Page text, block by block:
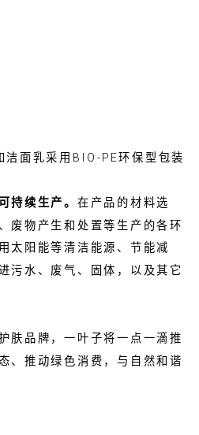
面乳采用BIO-PE环保型包装
持续生产。 在产品的材料选
废物产生和处置等生产的各环
太阳能等清洁能源、节能减
污水、废气、固体，以及其它
肤品牌，一叶子将一点一滴推
、推动绿色消费，与自然和谐